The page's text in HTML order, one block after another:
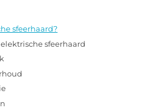
sfeerhaard?
sfeerhaard